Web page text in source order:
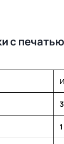
с печатью